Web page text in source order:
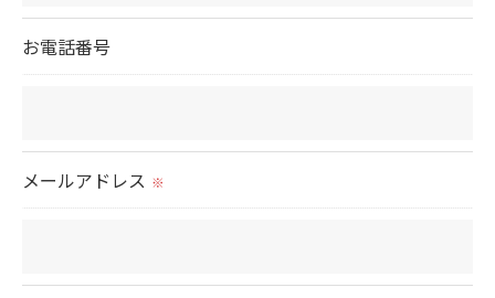
当社では、利用目的の達成に必要な範囲において、
お電話番号
メールアドレス ※